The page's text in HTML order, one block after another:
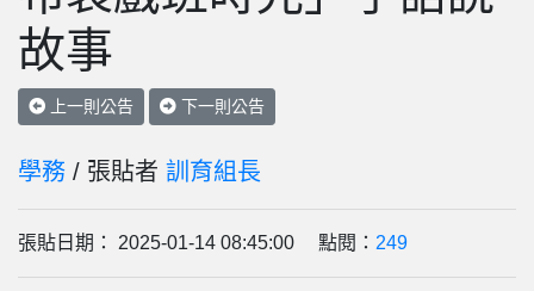
故事
上一則公告 下一則公告
學務 / 張貼者 訓育組長
張貼日期： 2025-01-14 08:45:00 點閱： 249